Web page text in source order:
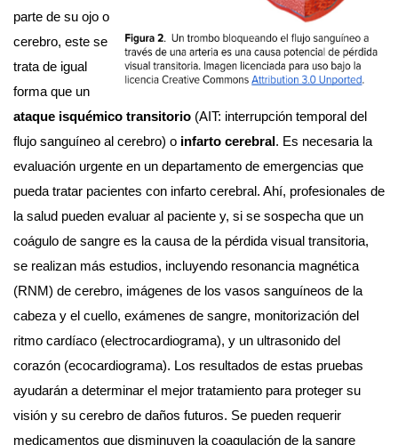
parte de su ojo o
cerebro, este se
trata de igual
ataque isquémico transitorio (AIT: interrupción temporal del
flujo sanguíneo al cerebro) o infarto cerebral . Es necesaria la
evaluación urgente en un departamento de emergencias que
pueda tratar pacientes con infarto cerebral. Ahí, profesionales de
la salud pueden evaluar al paciente y, si se sospecha que un
coágulo de sangre es la causa de la pérdida visual transitoria,
se realizan más estudios, incluyendo resonancia magnética
(RNM) de cerebro, imágenes de los vasos sanguíneos de la
cabeza y el cuello, exámenes de sangre, monitorización del
ritmo cardíaco (electrocardiograma), y un ultrasonido del
corazón (ecocardiograma). Los resultados de estas pruebas
ayudarán a determinar el mejor tratamiento para proteger su
visión y su cerebro de daños futuros. Se pueden requerir
medicamentos que disminuyen la coagulación de la sangre